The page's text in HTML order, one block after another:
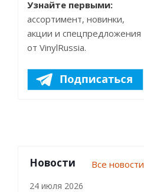
Бирюзовый
Жёлтый
Медный
Темная вишня
зеленый
Узнайте первыми:
ассортимент, новинки,
акции и спецпредложения
от VinylRussia.
Новости Все новости
24 июля 2026